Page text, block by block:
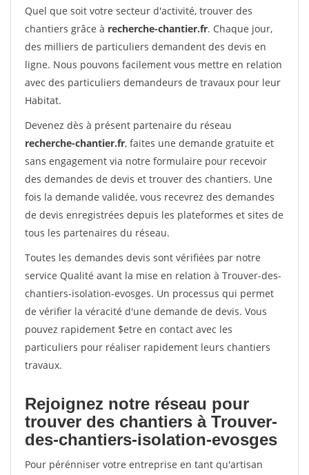
Quel que soit votre secteur d'activité, trouver des
chantiers grâce à recherche-chantier.fr. Chaque jour,
des milliers de particuliers demandent des devis en
ligne. Nous pouvons facilement vous mettre en relation
avec des particuliers demandeurs de travaux pour leur
Habitat.
Devenez dès à présent partenaire du réseau
recherche-chantier.fr, faites une demande gratuite et
sans engagement via notre formulaire pour recevoir
des demandes de devis et trouver des chantiers. Une
fois la demande validée, vous recevrez des demandes
de devis enregistrées depuis les plateformes et sites de
tous les partenaires du réseau.
Toutes les demandes devis sont vérifiées par notre
service Qualité avant la mise en relation à Trouver-des-
chantiers-isolation-evosges. Un processus qui permet
de vérifier la véracité d'une demande de devis. Vous
pouvez rapidement $etre en contact avec les
particuliers pour réaliser rapidement leurs chantiers
travaux.
Rejoignez notre réseau pour
trouver des chantiers à Trouver-
des-chantiers-isolation-evosges
Pour pérénniser votre entreprise en tant qu'artisan